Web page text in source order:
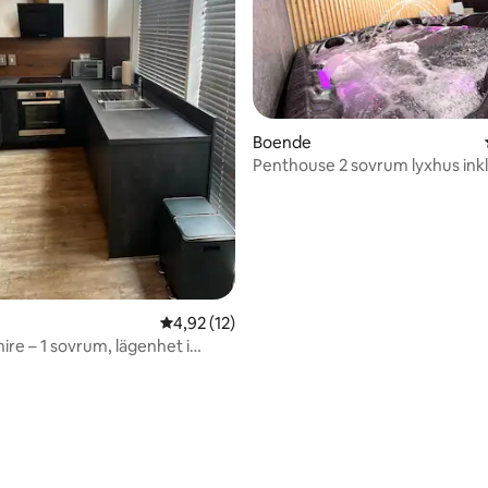
betyg, 29 omdömen4,92 av 5 i genomsnittligt betyg, 12
4,92 (12)
– 1 sovrum, lägenhet i
Boende
Penthouse 2 sovrum lyxhus